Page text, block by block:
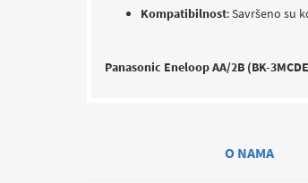
Kompatibilnost: Savršeno su
Panasonic Eneloop AA/2B (BK-
O NAMA